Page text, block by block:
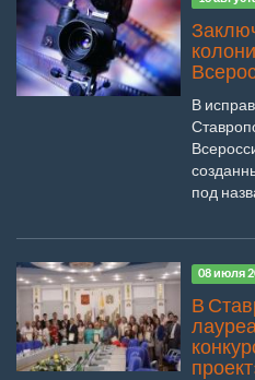
В
под
08 июля
В